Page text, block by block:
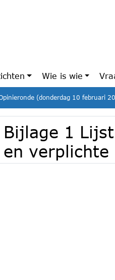
Wie is wie
(donderdag 10 februari
Bijlage 1
en